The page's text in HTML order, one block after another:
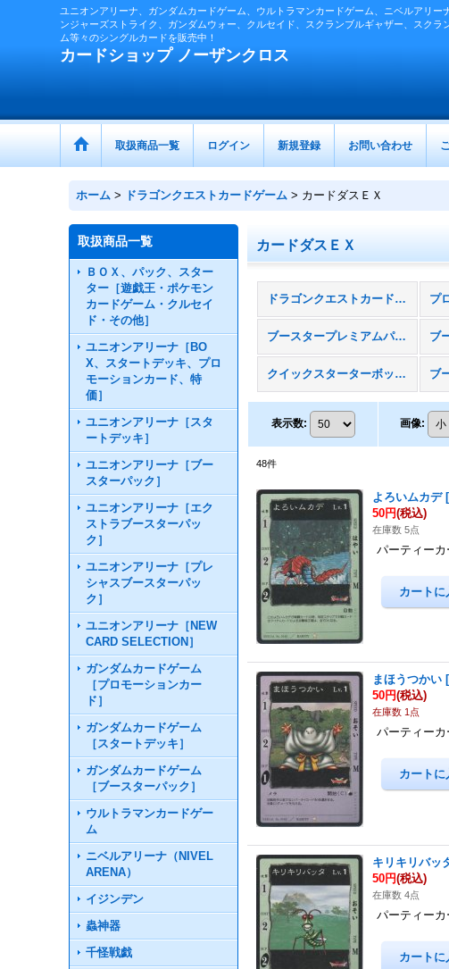
ユニオンアリーナ、ガンダムカードゲーム、ウルトラマンカードゲーム、ニベルアリ
ンジャーズストライク、ガンダムウォー、クルセイド、スクランブルギャザー、スク
ム等々のシングルカードを販売中！
カードショップ ノーザンクロス
取扱商品一覧 ログイン 新規登録 お問い合わせ
ホーム > ドラゴンクエストカードゲーム > カードダスＥＸ
取扱商品一覧
ＢＯＸ、パック、スター
ター［遊戯王・ポケモン
カードゲーム・クルセイ
ド・その他］
ユニオンアリーナ［BO
X、スタートデッキ、プロ
モーションカード、特
価］
ユニオンアリーナ［スタ
ートデッキ］
ユニオンアリーナ［ブー
スターパック］
ユニオンアリーナ［エク
ストラブースターパッ
ク］
ユニオンアリーナ［プレ
シャスブースターパッ
ク］
ユニオンアリーナ［NEW
CARD SELECTION］
ガンダムカードゲーム
［プロモーションカー
ド］
ガンダムカードゲーム
［スタートデッキ］
ガンダムカードゲーム
［ブースターパック］
ウルトラマンカードゲー
ム
ニベルアリーナ（NIVEL
ARENA）
イジンデン
蟲神器
千怪戦戯
カードダスＥＸ
ドラゴンクエストカードゲーム (全商品) プ
ブースタープレミアムパック ブ
クイックスターターボックス［ガンガンいこうぜ編／いろいろやろうぜ編］
表示数: 画像:
48件
よろいムカデ [
50円(税込)
在庫数 5点
パーティー
まほうつかい [
50円(税込)
在庫数 1点
パーティー
キリキリバッ
50円(税込)
在庫数 4点
パーティー